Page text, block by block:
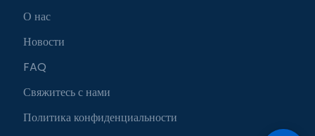
О нас
Новости
FAQ
Свяжитесь с нами
Политика конфиденциальности